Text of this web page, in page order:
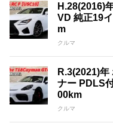
H.28(2016)
VD 純正19
m
クルマ
R.3(2021)
ナー PDLS
00km
クルマ